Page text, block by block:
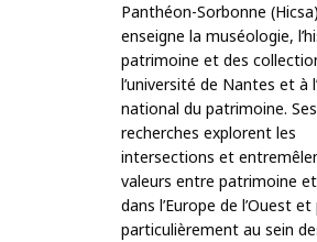
Panthéon-Sorbonne
enseigne la muséologie,
patrimoine et des
l’université de Nantes et à
national du patrimoine. Ses
recherches explorent les
intersections et
valeurs entre patrimoine
dans l’Europe de l’Ouest et
particulièrement au sein